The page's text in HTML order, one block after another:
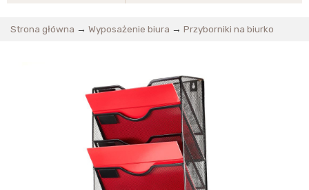
Strona główna → Wyposażenie biura → Przyborniki na biurko